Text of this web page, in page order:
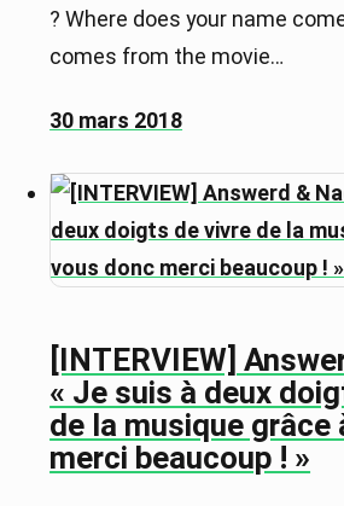
? Where does your name
comes from the movie…
30 mars 2018
[INTERVIEW]
« Je suis à deux
de la musique grâce
merci beaucoup ! »